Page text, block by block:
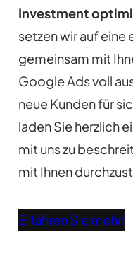
Investment
setzen wir auf eine
gemeinsam mit
Google Ads voll
neue Kunden für
laden Sie herzlich
mit uns zu
mit Ihnen
Erfahren Sie mehr!